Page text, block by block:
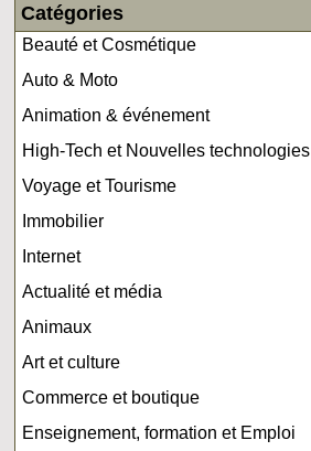
Catégories
Beauté et Cosmétique
Auto & Moto
Animation & événement
High-Tech et Nouvelles technologies
Voyage et Tourisme
Immobilier
Internet
Actualité et média
Animaux
Art et culture
Commerce et boutique
Enseignement, formation et Emploi